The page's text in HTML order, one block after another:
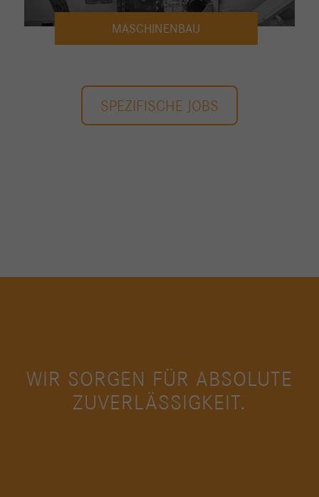
MASCHINENBAU
SPEZIFISCHE JOBS
WIR SORGEN FÜR ABSOLUTE
ZUVERLÄSSIGKEIT.